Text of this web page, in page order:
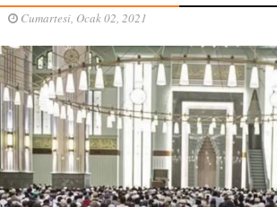
Cumartesi, Ocak 02, 2021